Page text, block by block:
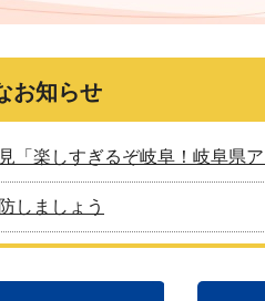
お知らせ
「楽しすぎるぞ岐阜！岐阜県
しましょう